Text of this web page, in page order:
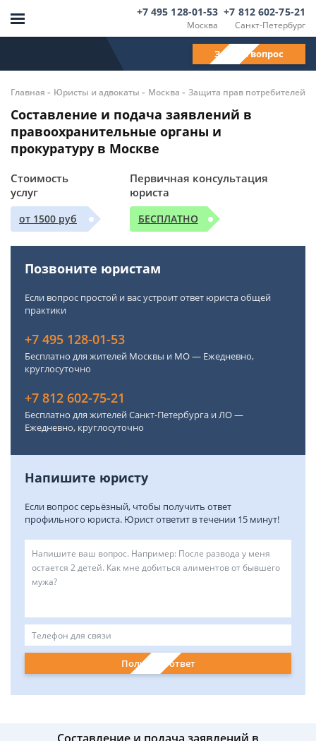
Москва
+7 495 128-01-53
Санкт-Петербург
+7 812 602-75-21
Задать вопрос
Главная - Юристы и адвокаты - Москва - Защита прав потребителей
Составление и подача заявлений в
правоохранительные органы и
прокуратуру в Москве
Стоимость
услуг
от 1500 руб
Первичная консультация
юриста
БЕСПЛАТНО
Позвоните юристам
Если вопрос простой и вас устроит ответ юриста общей
практики
+7 495 128-01-53
Бесплатно для жителей Москвы и МО — Ежедневно,
круглосуточно
+7 812 602-75-21
Бесплатно для жителей Санкт-Петербурга и ЛО —
Ежедневно, круглосуточно
Напишите юристу
Если вопрос серьёзный, чтобы получить ответ
профильного юриста. Юрист ответит в течении 15 минут!
Получить ответ